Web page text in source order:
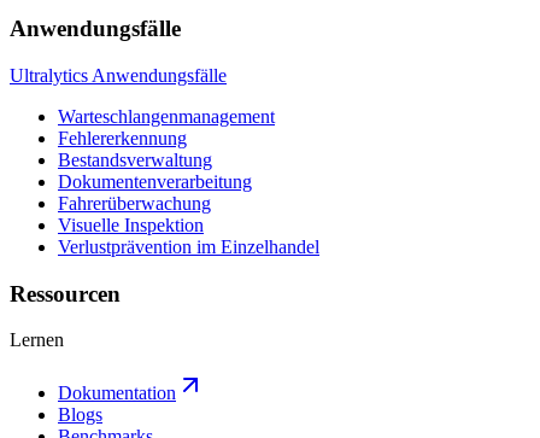
Anwendungsfälle
Ultralytics Anwendungsfälle
Warteschlangenmanagement
Fehlererkennung
Bestandsverwaltung
Dokumentenverarbeitung
Fahrerüberwachung
Visuelle Inspektion
Verlustprävention im Einzelhandel
Ressourcen
Lernen
Dokumentation
Blogs